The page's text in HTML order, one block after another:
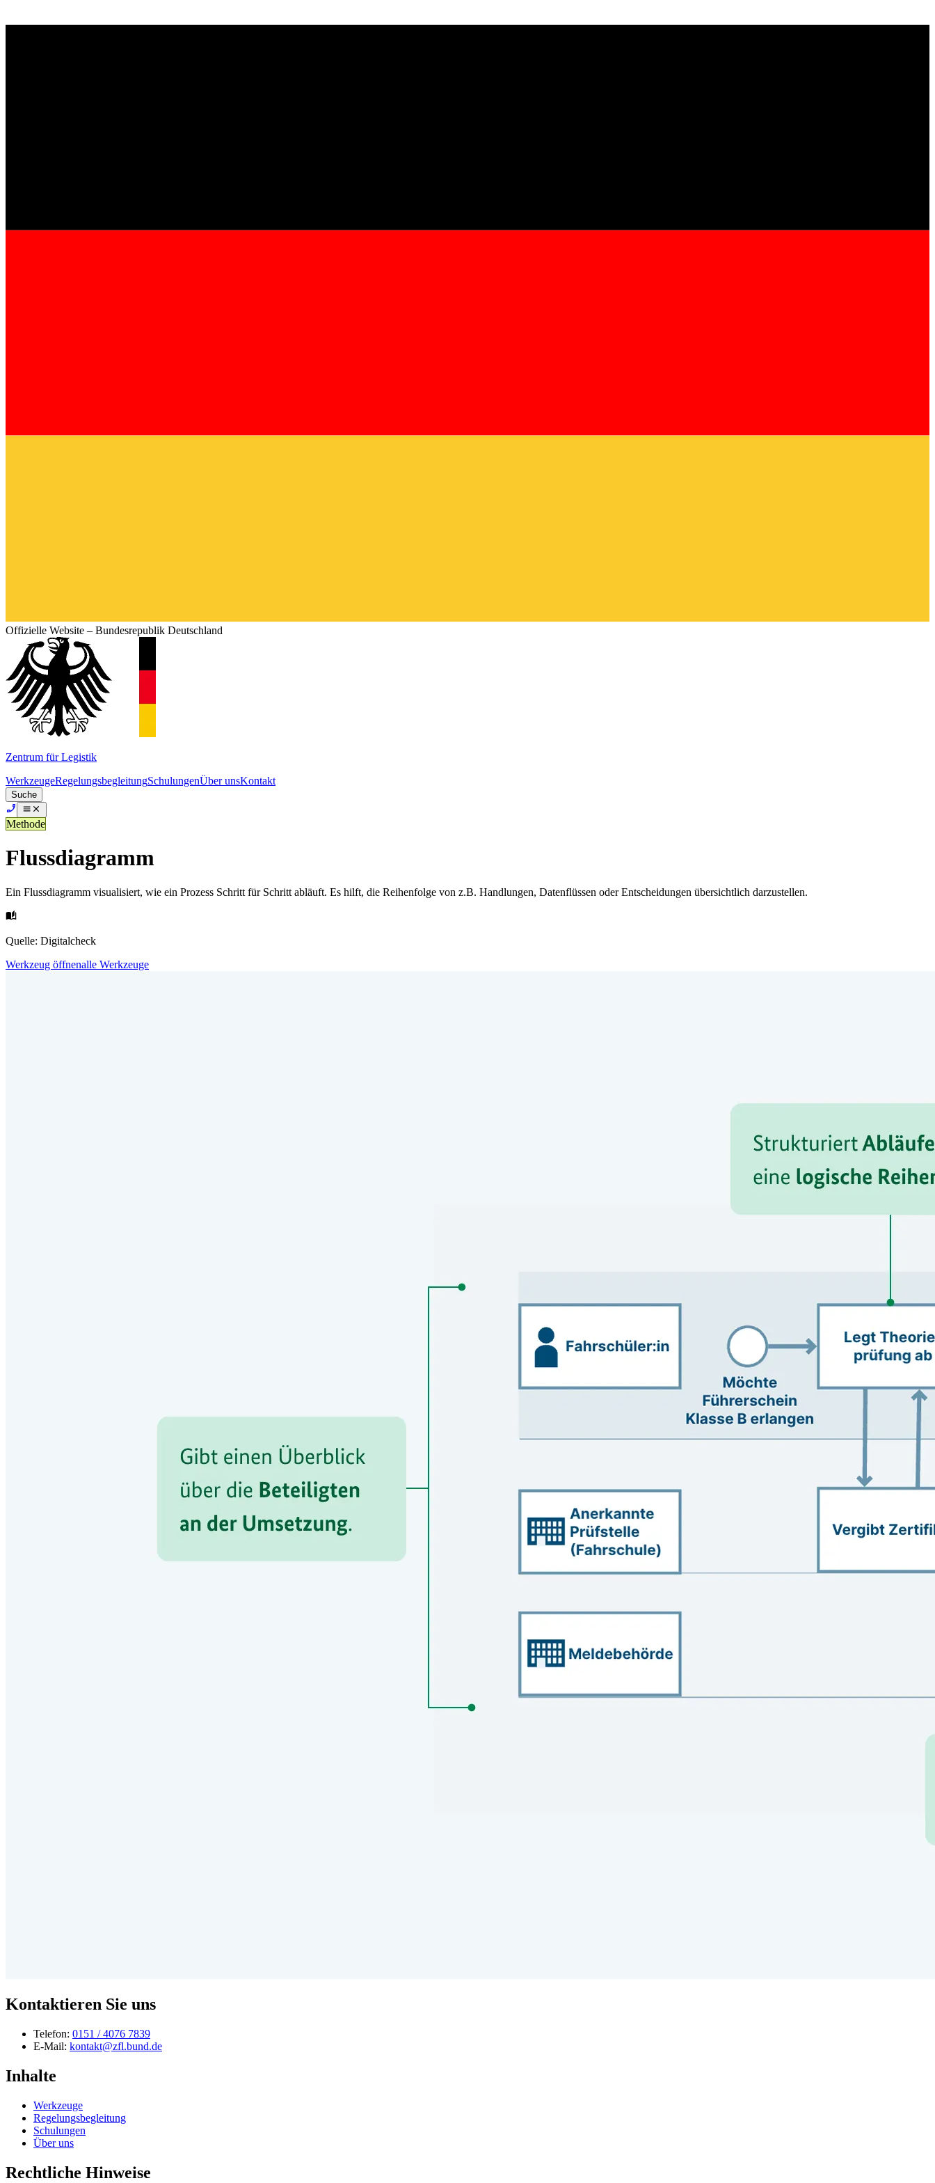
Offizielle Website – Bundesrepublik Deutschland
Zentrum für Legistik
WerkzeugeRegelungsbegleitungSchulungenÜber unsKontakt
Suche
Methode
Flussdiagramm
Ein Flussdiagramm visualisiert, wie ein Prozess Schritt für Schritt abläuft. Es hilft, die Reihenfolge von z.B. Handlungen, Datenflüssen oder Entscheidungen übersichtlich darzustellen.
Quelle: Digitalcheck
Werkzeug öffnenalle Werkzeuge
Kontaktieren Sie uns
Telefon: 0151 / 4076 7839
E-Mail: kontakt@zfl.bund.de
Inhalte
Werkzeuge
Regelungsbegleitung
Schulungen
Über uns
Rechtliche Hinweise